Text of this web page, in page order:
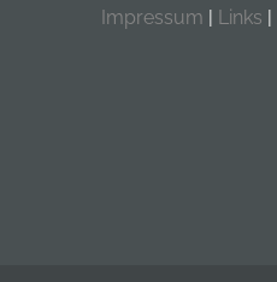
Impressum | Links |